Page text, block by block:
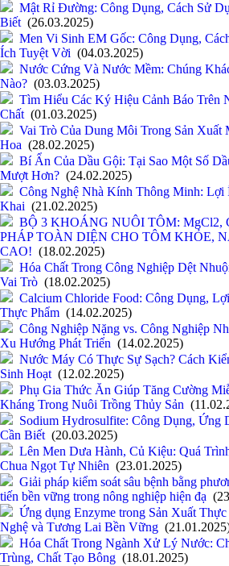
Mật Rỉ Đường: Công Dụng, Cách Sử
Biết (26.03.2025)
Men Vi Sinh EM Gốc: Công Dụng,
Ích Tuyệt Vời (04.03.2025)
Nước Cứng Và Nước Mềm: Chúng
Nào? (03.03.2025)
Tìm Hiểu Các Ký Hiệu Cảnh Báo Trên
Chất (01.03.2025)
Vai Trò Của Dung Môi Trong Sản Xuất
Hoa (28.02.2025)
Bí Ẩn Của Dầu Gội: Tại Sao Một Số
Mượt Hơn? (24.02.2025)
Công Nghệ Nhà Kính Thông Minh: Lợi
Khai (21.02.2025)
BỘ 3 KHOÁNG NUÔI TÔM: MgCl2,
PHÁP TOÀN DIỆN CHO TÔM KHỎE,
CAO! (18.02.2025)
Hóa Chất Trong Công Nghiệp Dệt
Vai Trò (18.02.2025)
Calcium Chloride Food: Công Dụng,
Thực Phẩm (14.02.2025)
Công Nghiệp Nặng vs. Công Nghiệp
Xu Hướng Phát Triển (14.02.2025)
Nước Máy Có Thực Sự Sạch? Cách
Sinh Hoạt (12.02.2025)
Phụ Gia Thức Ăn Giúp Tăng Cường
Kháng Trong Nuôi Trồng Thủy Sản
Sodium Hydrosulfite: Công Dụng, Ứng
Cần Biết (20.03.2025)
Lên Men Dưa Hành, Củ Kiệu: Quá
Chua Ngọt Tự Nhiên (23.01.2025)
Giải pháp kiểm soát sâu bệnh bằng
tiến bền vững trong nông nghiệp hiện đạ
Ứng dụng Enzyme trong Sản Xuất
Nghệ và Tương Lai Bền Vững
Hóa Chất Trong Ngành Xử Lý Nước:
Trùng, Chất Tạo Bông (18.01.2025)